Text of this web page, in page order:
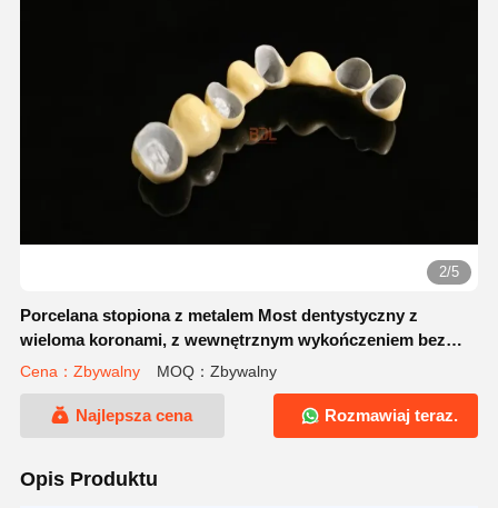
2/5
Porcelana stopiona z metalem Most dentystyczny z
wieloma koronami, z wewnętrznym wykończeniem bez
zadziorów i ciepłą żółtą fornirem porcelanowym
Cena：Zbywalny MOQ：Zbywalny
Najlepsza cena Rozmawiaj teraz.
Opis Produktu